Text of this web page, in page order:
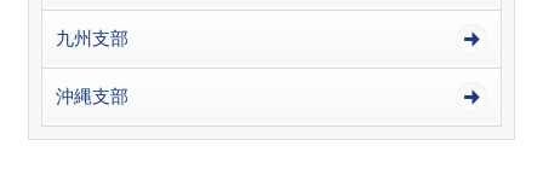
九州支部
沖縄支部